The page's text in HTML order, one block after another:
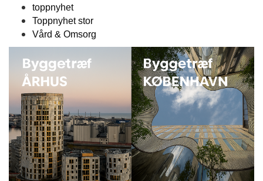
toppnyhet
Toppnyhet stor
Vård & Omsorg